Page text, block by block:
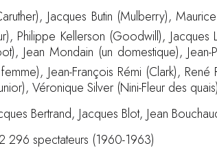
Jacques Butin (Mulberry),
Philippe Kellerson (Goodwill), Jacques
Jean Mondain (un domestique),
Jean-François Rémi (Clark), René
Véronique Silver (Nini-Fleur des
Bertrand, Jacques Blot, Jean
296 spectateurs (1960-1963)